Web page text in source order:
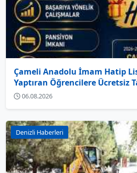
Çameli Anadolu İmam Hatip
Yaptıran Öğrencilere Ücretsiz
06.08.2026
Denizli Haberleri